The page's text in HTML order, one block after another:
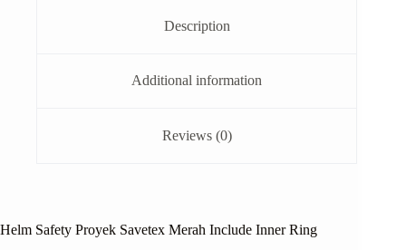
Description
Additional information
Reviews (0)
Helm Safety Proyek Savetex Merah Include Inner Ring